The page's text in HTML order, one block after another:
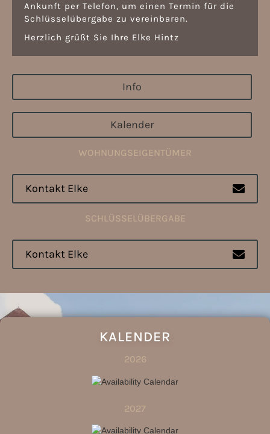
Ankunft per Telefon, um einen Termin für die
Schlüsselübergabe zu vereinbaren.
Herzlich grüßt Sie Ihre Elke Hintz
Info
Kalender
WOHNUNGSEIGENTÜMER
Kontakt Elke 
SCHLÜSSELÜBERGABE
Kontakt Elke 
KALENDER
2026
2027